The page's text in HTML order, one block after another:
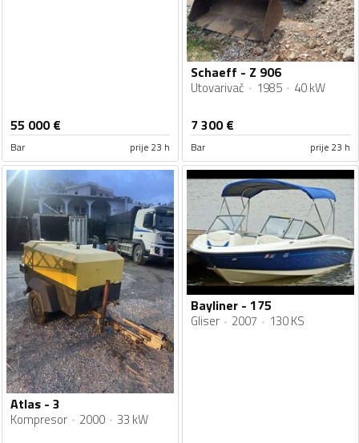
55 000€
Bar prije 23 h
Schaeff - Z 906
Utovarivač 1985 40 kW
7 300€
Bar prije 23 h
Atlas - 3
Kompresor 2000 33 kW
Bayliner - 175
Gliser 2007 130 KS